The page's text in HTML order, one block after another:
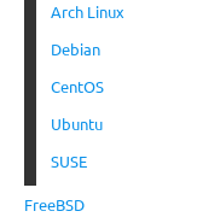
Arch Linux
Debian
CentOS
Ubuntu
SUSE
FreeBSD